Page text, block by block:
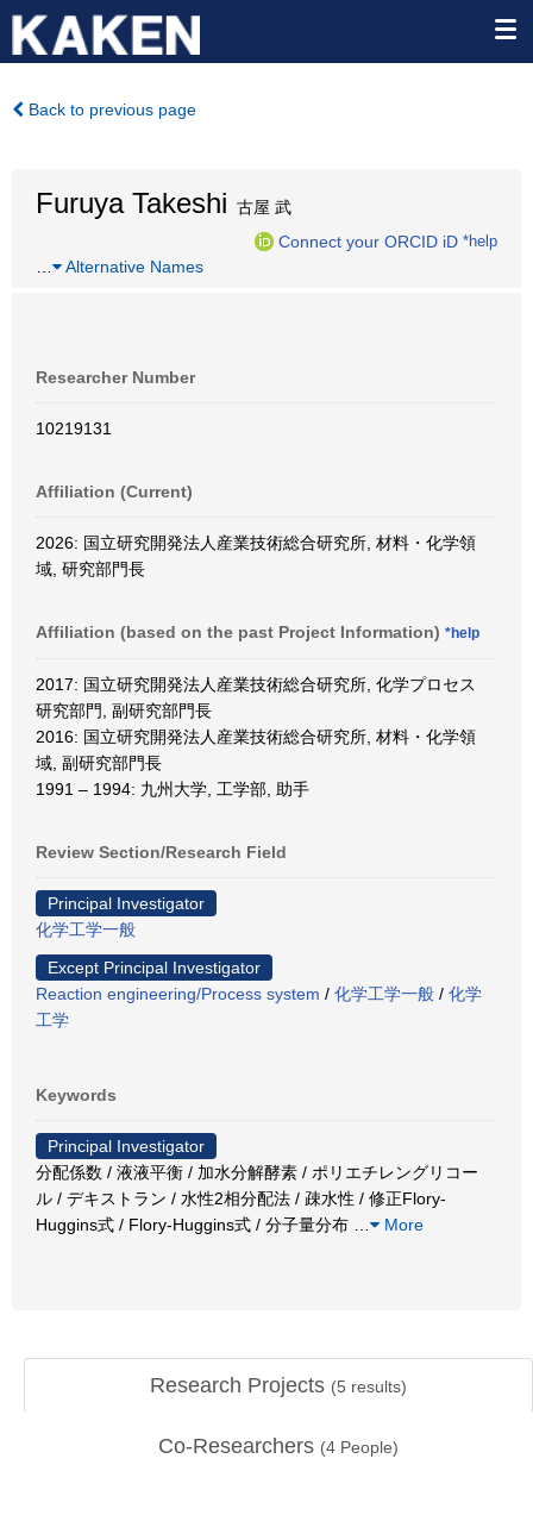
Back to previous page
Furuya Takeshi 古屋 武
Connect your ORCID iD *help
Alternative Names
Researcher Number
10219131
Affiliation (Current)
2026: 国立研究開発法人産業技術総合研究所, 材料・化学領
域, 研究部門長
Affiliation (based on the past Project Information) *help
2017: 国立研究開発法人産業技術総合研究所, 化学プロセス
研究部門, 副研究部門長
2016: 国立研究開発法人産業技術総合研究所, 材料・化学領
域, 副研究部門長
1991 – 1994: 九州大学, 工学部, 助手
Review Section/Research Field
Principal Investigator
化学工学一般
Except Principal Investigator
Reaction engineering/Process system / 化学工学一般 / 化学
工学
Keywords
Principal Investigator
分配係数 / 液液平衡 / 加水分解酵素 / ポリエチレングリコー
ル / デキストラン / 水性2相分配法 / 疎水性 / 修正Flory-
Huggins式 / Flory-Huggins式 / 分子量分布
More
Research Projects (5 results)
Co-Researchers (4 People)